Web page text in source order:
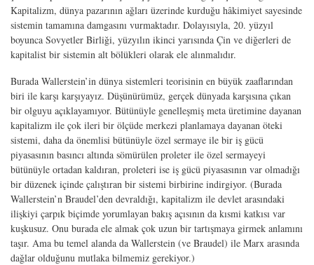
Kapitalizm, dünya pazarının ağları üzerinde kurduğu hâkimiyet sayesinde
sistemin tamamına damgasını vurmaktadır. Dolayısıyla, 20. yüzyıl
boyunca Sovyetler Birliği, yüzyılın ikinci yarısında Çin ve diğerleri de
kapitalist bir sistemin alt bölükleri olarak ele alınmalıdır.
Burada Wallerstein’in dünya sistemleri teorisinin en büyük zaaflarından
biri ile karşı karşıyayız. Düşünürümüz, gerçek dünyada karşısına çıkan
bir olguyu açıklayamıyor. Bütünüyle genelleşmiş meta üretimine dayanan
kapitalizm ile çok ileri bir ölçüde merkezi planlamaya dayanan öteki
sistemi, daha da önemlisi bütünüyle özel sermaye ile bir iş gücü
piyasasının basıncı altında sömürülen proleter ile özel sermayeyi
bütünüyle ortadan kaldıran, proleteri ise iş gücü piyasasının var olmadığı
bir düzenek içinde çalıştıran bir sistemi birbirine indirgiyor. (Burada
Wallerstein’n Braudel’den devraldığı, kapitalizm ile devlet arasındaki
ilişkiyi çarpık biçimde yorumlayan bakış açısının da kısmi katkısı var
kuşkusuz. Onu burada ele almak çok uzun bir tartışmaya girmek anlamını
taşır. Ama bu temel alanda da Wallerstein (ve Braudel) ile Marx arasında
dağlar olduğunu mutlaka bilmemiz gerekiyor.)